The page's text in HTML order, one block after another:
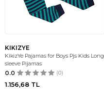
KIKIZYE
KikizYe Pajamas for Boys Pjs Kids Long
sleeve Pijamas
0.0 (0)
1.156,68 TL